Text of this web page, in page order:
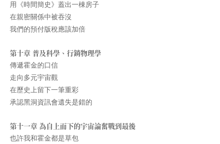
用《時間簡史》蓋出一棟房子
在親密關係中被吞沒
我們的預付版稅應該加倍
第十章 普及科學、行銷物理學
傳遞霍金的口信
走向多元宇宙觀
在歷史上留下一筆重彩
承認黑洞資訊會遺失是錯的
第十一章 為自上而下的宇宙論奮戰到最後
也許我和霍金都是草包